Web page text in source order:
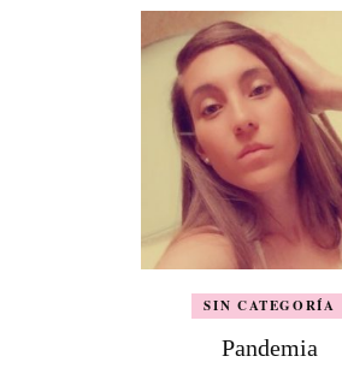
SIN CATEGORÍA
Pandemia